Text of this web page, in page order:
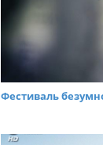
Фестиваль